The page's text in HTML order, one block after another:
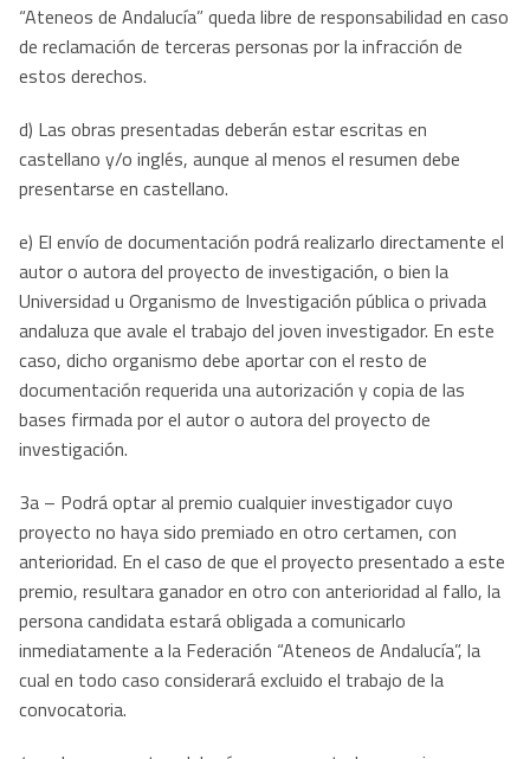
“Ateneos de Andalucía” queda libre de responsabilidad en caso
de reclamación de terceras personas por la infracción de
estos derechos.
d) Las obras presentadas deberán estar escritas en
castellano y/o inglés, aunque al menos el resumen debe
presentarse en castellano.
e) El envío de documentación podrá realizarlo directamente el
autor o autora del proyecto de investigación, o bien la
Universidad u Organismo de Investigación pública o privada
andaluza que avale el trabajo del joven investigador. En este
caso, dicho organismo debe aportar con el resto de
documentación requerida una autorización y copia de las
bases firmada por el autor o autora del proyecto de
investigación.
3a – Podrá optar al premio cualquier investigador cuyo
proyecto no haya sido premiado en otro certamen, con
anterioridad. En el caso de que el proyecto presentado a este
premio, resultara ganador en otro con anterioridad al fallo, la
persona candidata estará obligada a comunicarlo
inmediatamente a la Federación “Ateneos de Andalucía”, la
cual en todo caso considerará excluido el trabajo de la
convocatoria.